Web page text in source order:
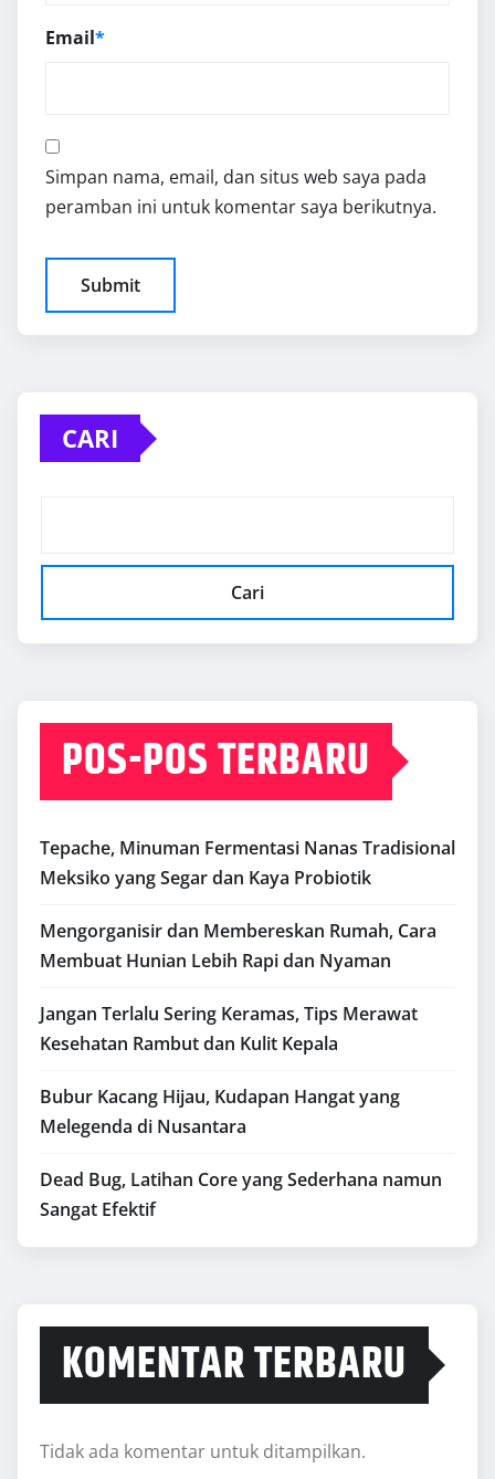
Email*
Simpan nama, email, dan situs web saya pada
peramban ini untuk komentar saya berikutnya.
CARI
Cari
POS-POS TERBARU
Tepache, Minuman Fermentasi Nanas Tradisional
Meksiko yang Segar dan Kaya Probiotik
Mengorganisir dan Membereskan Rumah, Cara
Membuat Hunian Lebih Rapi dan Nyaman
Jangan Terlalu Sering Keramas, Tips Merawat
Kesehatan Rambut dan Kulit Kepala
Bubur Kacang Hijau, Kudapan Hangat yang
Melegenda di Nusantara
Dead Bug, Latihan Core yang Sederhana namun
Sangat Efektif
KOMENTAR TERBARU
Tidak ada komentar untuk ditampilkan.